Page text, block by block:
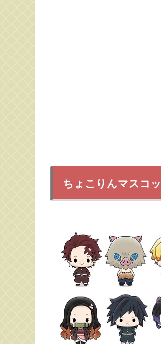
ちょこりんマスコ